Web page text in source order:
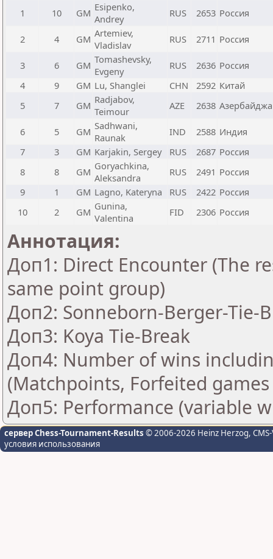
1
10 GM Esipenko,
Andrey
RUS 2653 Россия
2 4 GM Artemiev,
Vladislav
RUS 2711 Россия
3 6 GM Tomashevsky,
Evgeny
RUS 2636 Россия
4
9 GM Lu, Shanglei CHN 2592 Китай
5
7 GM Radjabov,
Teimour
AZE 2638
6 5 GM Sadhwani,
Raunak
IND 2588 Индия
7
3 GM Karjakin, Sergey RUS 2687 Россия
8
8 GM Goryachkina,
Aleksandra
RUS 2491 Россия
9
1 GM Lagno, Kateryna RUS 2422 Россия
10
2 GM Gunina,
Valentina
FID 2306 Россия
Аннотация:
Доп1: Direct Encounter (The
same point group)
Доп2: Sonneborn-Berger-Tie-
Доп3: Koya Tie-Break
Доп4: Number of wins
(Matchpoints, Forfeited
Доп5: Performance (variable
сервер Chess-Tournament-Results © 2006-2026 Heinz Herzog,
условия использования